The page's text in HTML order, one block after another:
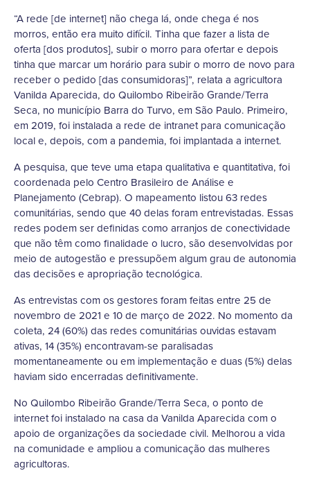
“A rede [de internet] não chega lá, onde chega é nos
morros, então era muito difícil. Tinha que fazer a lista de
oferta [dos produtos], subir o morro para ofertar e depois
tinha que marcar um horário para subir o morro de novo para
receber o pedido [das consumidoras]”, relata a agricultora
Vanilda Aparecida, do Quilombo Ribeirão Grande/Terra
Seca, no município Barra do Turvo, em São Paulo. Primeiro,
em 2019, foi instalada a rede de intranet para comunicação
local e, depois, com a pandemia, foi implantada a internet.
A pesquisa, que teve uma etapa qualitativa e quantitativa, foi
coordenada pelo Centro Brasileiro de Análise e
Planejamento (Cebrap). O mapeamento listou 63 redes
comunitárias, sendo que 40 delas foram entrevistadas. Essas
redes podem ser definidas como arranjos de conectividade
que não têm como finalidade o lucro, são desenvolvidas por
meio de autogestão e pressupõem algum grau de autonomia
das decisões e apropriação tecnológica.
As entrevistas com os gestores foram feitas entre 25 de
novembro de 2021 e 10 de março de 2022. No momento da
coleta, 24 (60%) das redes comunitárias ouvidas estavam
ativas, 14 (35%) encontravam-se paralisadas
momentaneamente ou em implementação e duas (5%) delas
haviam sido encerradas definitivamente.
No Quilombo Ribeirão Grande/Terra Seca, o ponto de
internet foi instalado na casa da Vanilda Aparecida com o
apoio de organizações da sociedade civil. Melhorou a vida
na comunidade e ampliou a comunicação das mulheres
agricultoras.